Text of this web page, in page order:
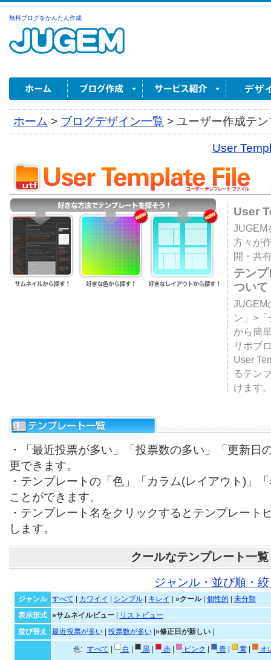
無料ブログをかんたん作成
ホーム > ブログデザイン一覧 > ユーザー作成テ
User
User
JUGEM
方々が
開・共
テン
ついて
JUGEM
ン」>
から簡
リポブ
User
るテン
けます
・「最近投票が多い」「投票数の多い」「更新日
更できます。
・テンプレートの「色」「カラム(レイアウト)」
ことができます。
・テンプレート名をクリックするとテンプレート
します。
クールなテンプレート一覧
ジャンル・並び順・
ジャンル すべて カワイイ シンプル| キレイ »クール| 個性的
未分類
表示形式
»サムネイルビュー|
リストビュー
並び替え
最近投票が多い| 投票数が多い| »修正日が新しい|
色: すべて 白 黒| 赤| ピンク 青| 黄|
オ